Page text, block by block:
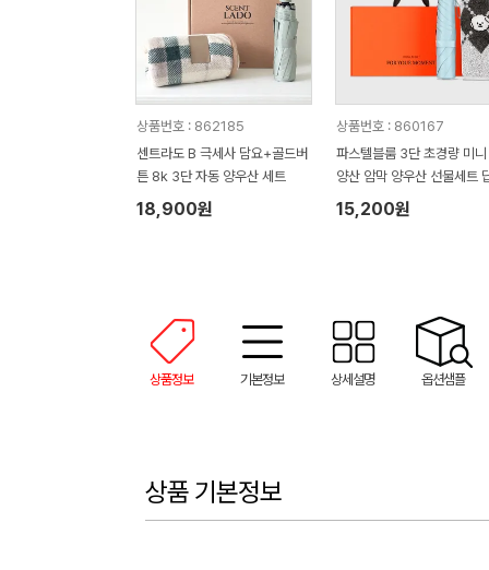
상품번호 : 862185
센트라도 B 극세사 담요+골드버
튼 8k 3단 자동 양우산 세트
18,900원
상품번호 : 860167
파스텔블룸 3단 초경량 미니
양산 암막 양우산 선물세트
품+무한타올세트 푸들이
50g 수건세트
15,200원
상품정보 기본정보 상세설명 옵션샘플
상품 기본정보